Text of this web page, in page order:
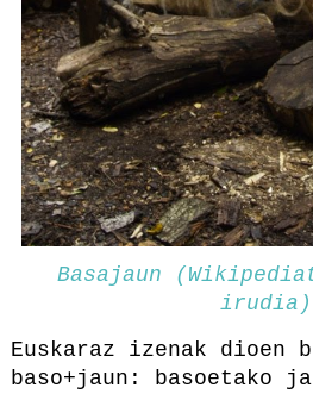
Basajaun
irudia)
Euskaraz izenak dioen
baso+jaun: basoetako